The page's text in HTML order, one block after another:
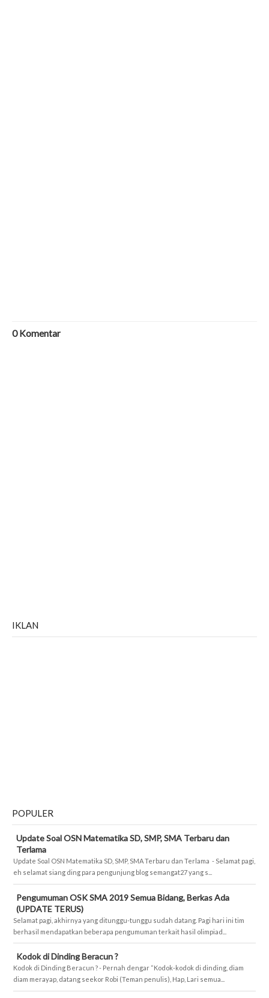
0Komentar
IKLAN
POPULER
Update Soal OSN Matematika SD, SMP, SMA Terbaru dan
Terlama
Update Soal OSN Matematika SD, SMP, SMA Terbaru dan Terlama - Selamat pagi,
eh selamat siang ding para pengunjung blog semangat27 yang s...
Pengumuman OSK SMA 2019 Semua Bidang, Berkas Ada
(UPDATE TERUS)
Selamat pagi, akhirnya yang ditunggu-tunggu sudah datang. Pagi hari ini tim
berhasil mendapatkan beberapa pengumuman terkait hasil olimpiad...
Kodok di Dinding Beracun ?
Kodok di Dinding Beracun ? - Pernah dengar “Kodok-kodok di dinding, diam
diam merayap, datang seekor Robi (Teman penulis), Hap, Lari semua...